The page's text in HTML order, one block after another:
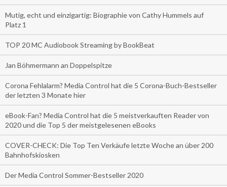
Mutig, echt und einzigartig: Biographie von Cathy Hummels auf
Platz 1
TOP 20 MC Audiobook Streaming by BookBeat
Jan Böhmermann an Doppelspitze
Corona Fehlalarm? Media Control hat die 5 Corona-Buch-Bestseller
der letzten 3 Monate hier
eBook-Fan? Media Control hat die 5 meistverkauften Reader von
2020 und die Top 5 der meistgelesenen eBooks
COVER-CHECK: Die Top Ten Verkäufe letzte Woche an über 200
Bahnhofskiosken
Der Media Control Sommer-Bestseller 2020